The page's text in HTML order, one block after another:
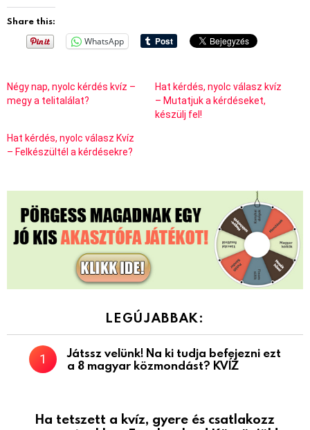
Share this:
WhatsApp
Négy nap, nyolc kérdés kvíz –
megy a telitalálat?
Hat kérdés, nyolc válasz kvíz
– Mutatjuk a kérdéseket,
készülj fel!
Hat kérdés, nyolc válasz Kvíz
– Felkészültél a kérdésekre?
LEGÚJABBAK:
Játssz velünk! Na ki tudja befejezni ezt
a 8 magyar közmondást? KVÍZ
Ha tetszett a kvíz, gyere és csatlakozz